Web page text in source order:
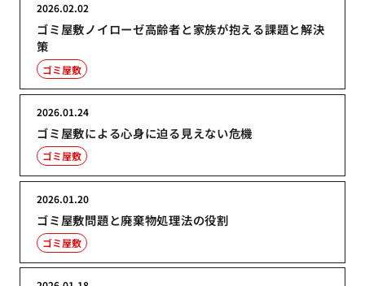
ゴミ屋敷ノイローゼ高齢者と家族が抱える課題と解決
策
2026.02.02
ゴミ屋敷
ゴミ屋敷による心身に迫る見えない危機
2026.01.24
ゴミ屋敷
ゴミ屋敷問題と廃棄物処理法の役割
2026.01.20
ゴミ屋敷